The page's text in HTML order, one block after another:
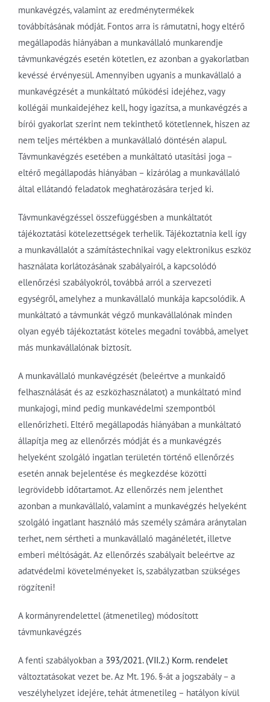
munkavégzés, valamint az eredménytermékek
továbbításának módját. Fontos arra is rámutatni, hogy eltérő
megállapodás hiányában a munkavállaló munkarendje
távmunkavégzés esetén kötetlen, ez azonban a gyakorlatban
kevéssé érvényesül. Amennyiben ugyanis a munkavállaló a
munkavégzését a munkáltató működési idejéhez, vagy
kollégái munkaidejéhez kell, hogy igazítsa, a munkavégzés a
bírói gyakorlat szerint nem tekinthető kötetlennek, hiszen az
nem teljes mértékben a munkavállaló döntésén alapul.
Távmunkavégzés esetében a munkáltató utasítási joga –
eltérő megállapodás hiányában – kizárólag a munkavállaló
által ellátandó feladatok meghatározására terjed ki.
Távmunkavégzéssel összefüggésben a munkáltatót
tájékoztatási kötelezettségek terhelik. Tájékoztatnia kell így
a munkavállalót a számítástechnikai vagy elektronikus eszköz
használata korlátozásának szabályairól, a kapcsolódó
ellenőrzési szabályokról, továbbá arról a szervezeti
egységről, amelyhez a munkavállaló munkája kapcsolódik. A
munkáltató a távmunkát végző munkavállalónak minden
olyan egyéb tájékoztatást köteles megadni továbbá, amelyet
más munkavállalónak biztosít.
A munkavállaló munkavégzését (beleértve a munkaidő
felhasználását és az eszközhasználatot) a munkáltató mind
munkajogi, mind pedig munkavédelmi szempontból
ellenőrizheti. Eltérő megállapodás hiányában a munkáltató
állapítja meg az ellenőrzés módját és a munkavégzés
helyeként szolgáló ingatlan területén történő ellenőrzés
esetén annak bejelentése és megkezdése közötti
legrövidebb időtartamot. Az ellenőrzés nem jelenthet
azonban a munkavállaló, valamint a munkavégzés helyeként
szolgáló ingatlant használó más személy számára aránytalan
terhet, nem sértheti a munkavállaló magánéletét, illetve
emberi méltóságát. Az ellenőrzés szabályait beleértve az
adatvédelmi követelményeket is, szabályzatban szükséges
rögzíteni!
A kormányrendelettel (átmenetileg) módosított
távmunkavégzés
A fenti szabályokban a 393/2021. (VII.2.) Korm. rendelet
változtatásokat vezet be. Az Mt. 196. §-át a jogszabály – a
veszélyhelyzet idejére, tehát átmenetileg – hatályon kívül